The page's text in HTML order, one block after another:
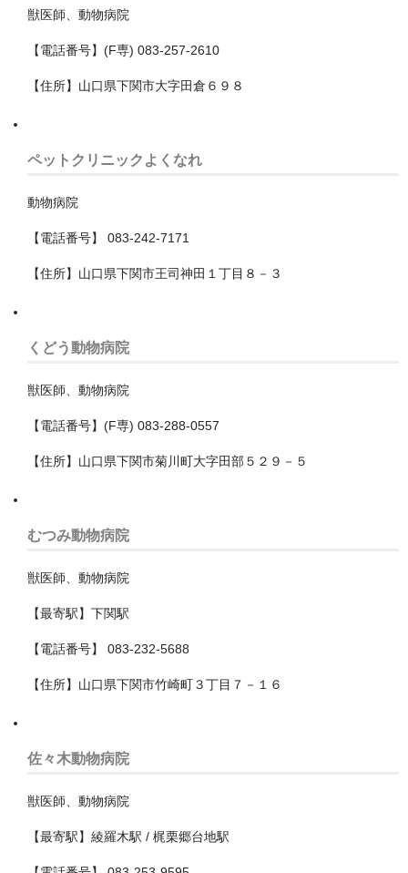
香取郡多古町
和歌山県
埼玉県
さいたま市
ふじみ野市
上尾市
久喜市
児玉郡上里町
児玉郡神川町
入間市
入間郡三芳町
入間郡毛呂山町
入間郡越生町
八潮市
北本市
北葛飾郡杉戸町
北葛飾郡松伏町
獣医師、動物病院
【電話番号】(F専) 083-257-2610
【住所】山口県下関市大字田倉６９８
ペットクリニックよくなれ
動物病院
【電話番号】 083-242-7171
【住所】山口県下関市王司神田１丁目８－３
くどう動物病院
獣医師、動物病院
【電話番号】(F専) 083-288-0557
【住所】山口県下関市菊川町大字田部５２９－５
むつみ動物病院
獣医師、動物病院
【最寄駅】下関駅
【電話番号】 083-232-5688
【住所】山口県下関市竹崎町３丁目７－１６
佐々木動物病院
獣医師、動物病院
【最寄駅】綾羅木駅 / 梶栗郷台地駅